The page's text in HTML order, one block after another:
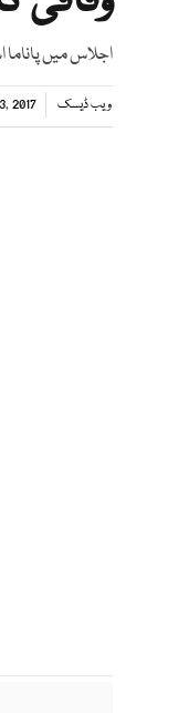
اجلاس میں
ویب ڈیسک 2017